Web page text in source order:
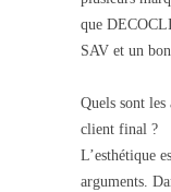
que
SAV et un
Quels sont
client final ?
L’esthétique
arguments.